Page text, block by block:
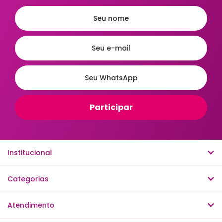
Ordenar
A - Z Z - A Menor Preço
Maior Preço
Mais Acessados
Mais Relevantes
Institucional
Categorias
Atendimento